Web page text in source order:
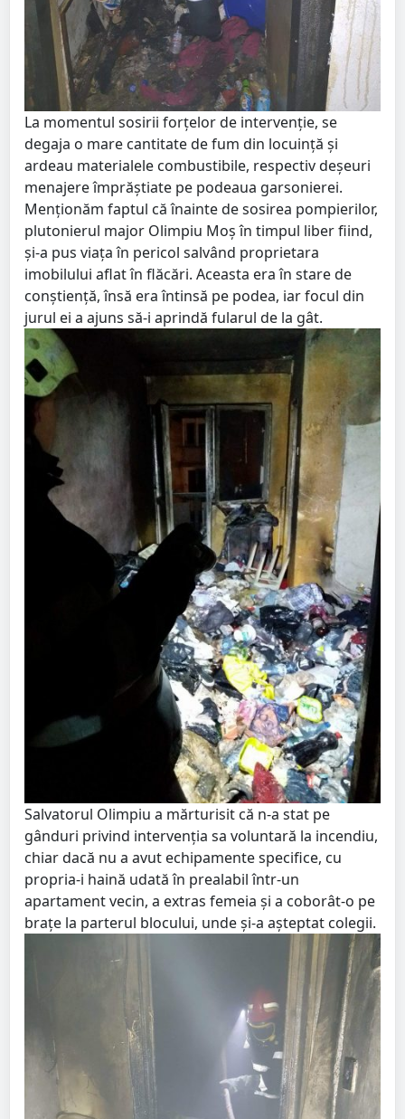
La momentul sosirii forțelor de intervenție, se
degaja o mare cantitate de fum din locuinţă și
ardeau materialele combustibile, respectiv deşeuri
menajere împrăştiate pe podeaua garsonierei.
Menţionăm faptul că înainte de sosirea pompierilor,
plutonierul major Olimpiu Moş în timpul liber fiind,
şi-a pus viaţa în pericol salvând proprietara
imobilului aflat în flăcări. Aceasta era în stare de
conştienţă, însă era întinsă pe podea, iar focul din
jurul ei a ajuns să-i aprindă fularul de la gât.
Salvatorul Olimpiu a mărturisit că n-a stat pe
gânduri privind intervenţia sa voluntară la incendiu,
chiar dacă nu a avut echipamente specifice, cu
propria-i haină udată în prealabil într-un
apartament vecin, a extras femeia şi a coborât-o pe
braţe la parterul blocului, unde şi-a aşteptat colegii.